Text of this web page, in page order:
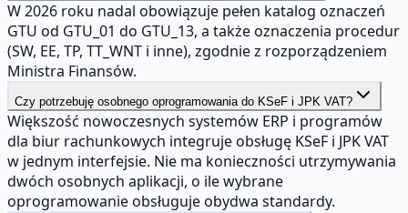
W 2026 roku nadal obowiązuje pełen katalog oznaczeń
GTU od GTU_01 do GTU_13, a także oznaczenia procedur
(SW, EE, TP, TT_WNT i inne), zgodnie z rozporządzeniem
Ministra Finansów.
Czy potrzebuję osobnego oprogramowania do KSeF i JPK VAT?
Większość nowoczesnych systemów ERP i programów
dla biur rachunkowych integruje obsługę KSeF i JPK VAT
w jednym interfejsie. Nie ma konieczności utrzymywania
dwóch osobnych aplikacji, o ile wybrane
oprogramowanie obsługuje obydwa standardy.